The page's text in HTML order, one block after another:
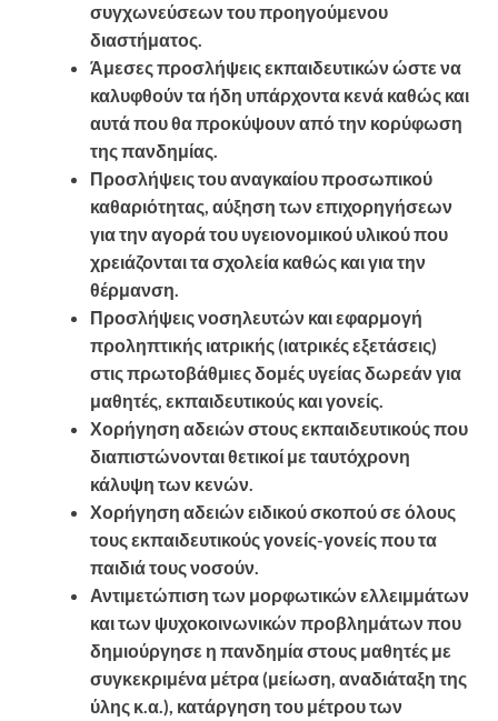
συγχωνεύσεων του προηγούμενου
διαστήματος.
Άμεσες προσλήψεις εκπαιδευτικών ώστε να
καλυφθούν τα ήδη υπάρχοντα κενά καθώς και
αυτά που θα προκύψουν από την κορύφωση
της πανδημίας.
Προσλήψεις του αναγκαίου προσωπικού
καθαριότητας, αύξηση των επιχορηγήσεων
για την αγορά του υγειονομικού υλικού που
χρειάζονται τα σχολεία καθώς και για την
θέρμανση.
Προσλήψεις νοσηλευτών και εφαρμογή
προληπτικής ιατρικής (ιατρικές εξετάσεις)
στις πρωτοβάθμιες δομές υγείας δωρεάν για
μαθητές, εκπαιδευτικούς και γονείς.
Χορήγηση αδειών στους εκπαιδευτικούς που
διαπιστώνονται θετικοί με ταυτόχρονη
κάλυψη των κενών.
Χορήγηση αδειών ειδικού σκοπού σε όλους
τους εκπαιδευτικούς γονείς-γονείς που τα
παιδιά τους νοσούν.
Αντιμετώπιση των μορφωτικών ελλειμμάτων
και των ψυχοκοινωνικών προβλημάτων που
δημιούργησε η πανδημία στους μαθητές με
συγκεκριμένα μέτρα (μείωση, αναδιάταξη της
ύλης κ.α.), κατάργηση του μέτρου των